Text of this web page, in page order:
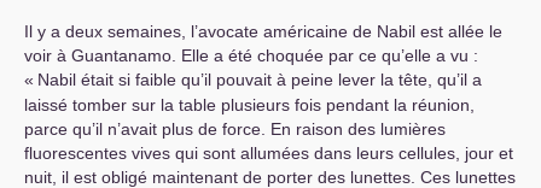
Il y a deux semaines, l’avocate américaine de Nabil est allée le
voir à Guantanamo. Elle a été choquée par ce qu’elle a vu :
« Nabil était si faible qu’il pouvait à peine lever la tête, qu’il a
laissé tomber sur la table plusieurs fois pendant la réunion,
parce qu’il n’avait plus de force. En raison des lumières
fluorescentes vives qui sont allumées dans leurs cellules, jour et
nuit, il est obligé maintenant de porter des lunettes. Ces lunettes